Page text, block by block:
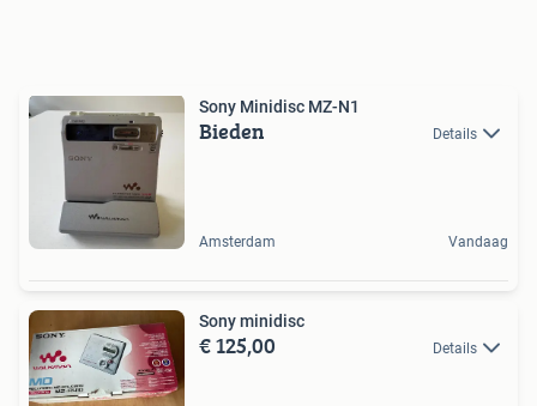
Sony Minidisc MZ-N1
Bieden Details
Amsterdam Vandaag
Sony minidisc
€ 125,00 Details